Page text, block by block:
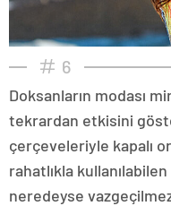
6
Doksanların modası
tekrardan etkisini
çerçeveleriyle kapalı
rahatlıkla
neredeyse